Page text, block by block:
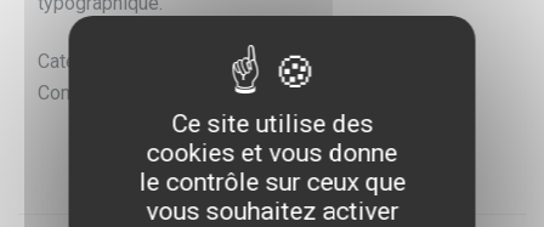
Catégorie de projet : révision et correction
Combinaisons linguistiques : français-anglais
Ce site utilise des
cookies et vous donne
le contrôle sur ceux que
vous souhaitez activer